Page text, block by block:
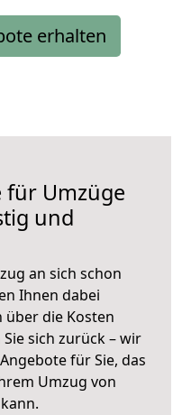
erhalten
für Umzüge
und
an sich schon
Ihnen dabei
über die Kosten
sich zurück – wir
für Sie, das
Umzug von